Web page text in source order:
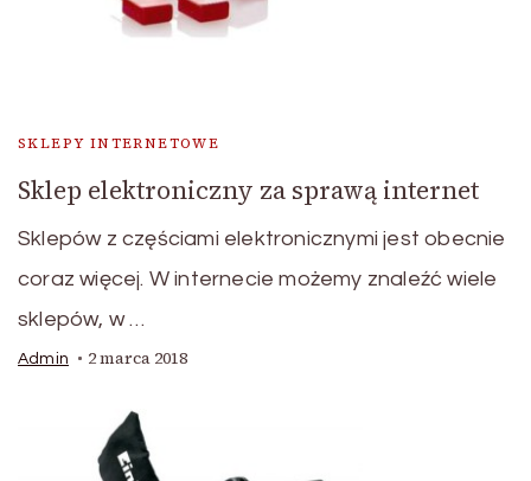
SKLEPY INTERNETOWE
Sklep elektroniczny za sprawą internet
Sklepów z częściami elektronicznymi jest obecnie
coraz więcej. W internecie możemy znaleźć wiele
sklepów, w …
Admin 2 marca 2018